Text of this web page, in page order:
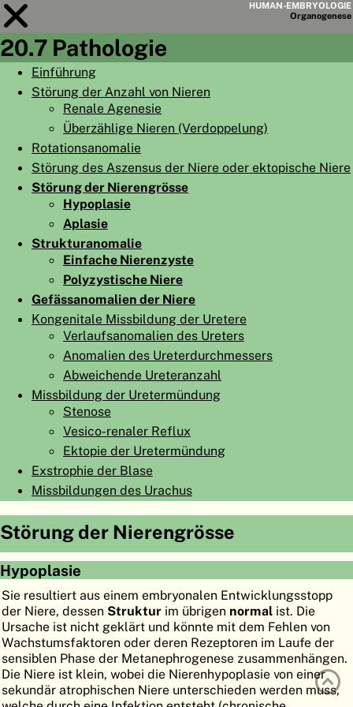
HUMAN-EMBRYOLOGIE
Organogenese
Modul20
LERNZIELE
EMBRYO
ORGANO
ATLASEMBRYOLOGY
EN
20.7 Pathologie
Einführung
Störung der Anzahl von Nieren
Renale Agenesie
Überzählige Nieren (Verdoppelung)
Rotationsanomalie
Störung des Aszensus der Niere oder ektopische Niere
Störung der Nierengrösse
Hypoplasie
Aplasie
Strukturanomalie
Einfache Nierenzyste
Polyzystische Niere
Gefässanomalien der Niere
Kongenitale Missbildung der Uretere
Verlaufsanomalien des Ureters
Anomalien des Ureterdurchmessers
Abweichende Ureteranzahl
Missbildung der Uretermündung
Stenose
Vesico-renaler Reflux
Ektopie der Uretermündung
Exstrophie der Blase
Missbildungen des Urachus
Störung der Nierengrösse
Hypoplasie
Sie resultiert aus einem embryonalen Entwicklungsstopp
der Niere, dessen Struktur im übrigen normal ist. Die
Ursache ist nicht geklärt und könnte mit dem Fehlen von
Wachstumsfaktoren oder deren Rezeptoren im Laufe der
sensiblen Phase der Metanephrogenese zusammenhängen.
Die Niere ist klein, wobei die Nierenhypoplasie von einer
sekundär atrophischen Niere unterschieden werden muss,